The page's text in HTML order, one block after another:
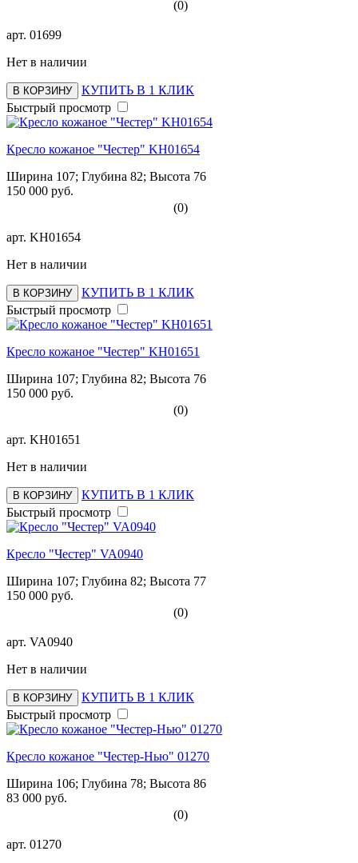
(0)
арт. 01699
Нет в наличии
В КОРЗИНУ
КУПИТЬ В 1 КЛИК
Быстрый просмотр
Кресло кожаное "Честер" KH01654
Ширина 107; Глубина 82; Высота 76
150 000 руб.
(0)
арт. KH01654
Нет в наличии
В КОРЗИНУ
КУПИТЬ В 1 КЛИК
Быстрый просмотр
Кресло кожаное "Честер" KH01651
Ширина 107; Глубина 82; Высота 76
150 000 руб.
(0)
арт. KH01651
Нет в наличии
В КОРЗИНУ
КУПИТЬ В 1 КЛИК
Быстрый просмотр
Кресло "Честер" VA0940
Ширина 107; Глубина 82; Высота 77
150 000 руб.
(0)
арт. VA0940
Нет в наличии
В КОРЗИНУ
КУПИТЬ В 1 КЛИК
Быстрый просмотр
Кресло кожаное "Честер-Нью" 01270
Ширина 106; Глубина 78; Высота 86
83 000 руб.
(0)
арт. 01270